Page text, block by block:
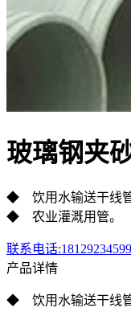
玻璃钢夹
◆ 饮用水输送干线
◆ 农业灌溉用管。
联系电话:18129234599
产品详情
◆ 饮用水输送干线